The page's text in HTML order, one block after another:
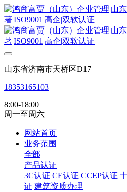
山东省济南市天桥区D17
18353165103
8:00-18:00
周一至周六
网站首页
业务范围
全部
产品认证
3C认证 CE认证 CCEP认证
证 建筑资质办理